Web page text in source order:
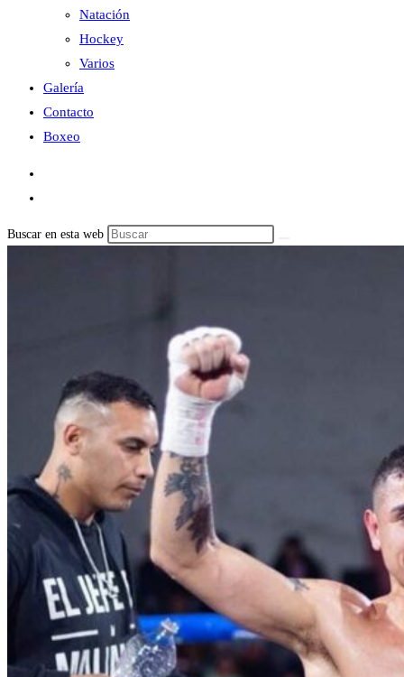
Natación
Hockey
Varios
Galería
Contacto
Boxeo
Buscar en esta web